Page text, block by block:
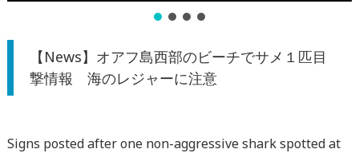
【News】オアフ島西部のビーチでサメ１匹目
撃情報 海のレジャーに注意
Signs posted after one non-aggressive shark spotted at